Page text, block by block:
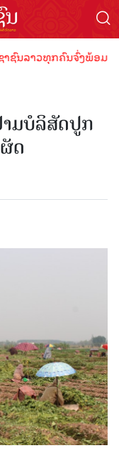
ນລາວທຸກຄົນຈົ່ງພ້ອມເ
າມບໍລິສັດປູກ
ດ